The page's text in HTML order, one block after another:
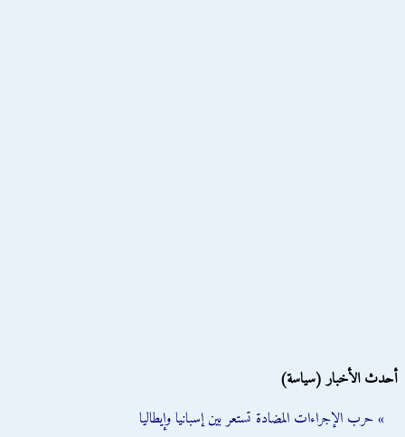
أحدث الأخبار (سياسة)
» حرب الإجراءات المضادة تستعر بين إسبانيا وإيطاليا